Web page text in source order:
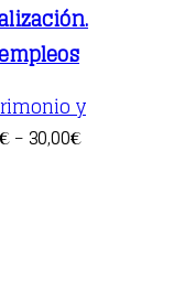
y
€ – 30,00€